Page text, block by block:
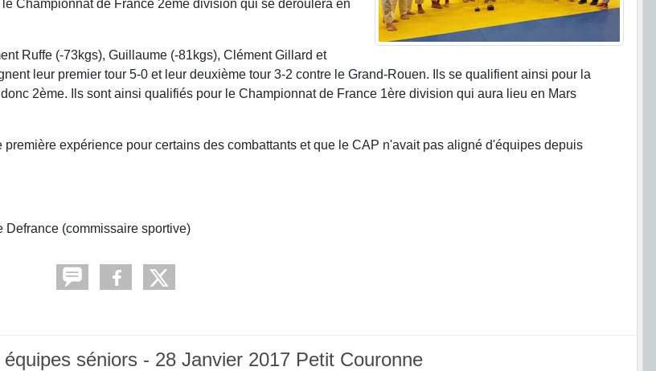
Championnat de France 2ème division qui se déroulera en
Ruffe (-73kgs), Guillaume (-81kgs), Clément Gillard et
leur premier tour 5-0 et leur deuxième tour 3-2 contre le Grand-Rouen. Ils se qualifient ainsi pour la
2ème. Ils sont ainsi qualifiés pour le Championnat de France 1ère division qui aura lieu en Mars
expérience pour certains des combattants et que le CAP n'avait pas aligné d'équipes depuis
Defrance (commissaire sportive)
séniors - 28 Janvier 2017 Petit Couronne